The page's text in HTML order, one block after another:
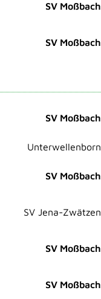
SV Moßbach
SV Moßbach
SV Moßbach
Unterwellenborn
SV Moßbach
SV Jena-Zwätzen
SV Moßbach
SV Moßbach